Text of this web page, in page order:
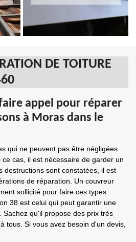
DE TOITURE
appel pour réparer
à Moras dans le
qui ne peuvent pas être négligées
cas, il est nécessaire de garder un
sont constatées, il est
de réparation. Un couvreur
sollicité pour faire ces types
38 est celui qui peut garantir une
Sachez qu'il propose des prix très
tous. Si vous avez besoin d'un devis,